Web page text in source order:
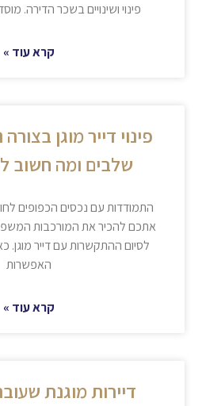
פינוי ושינויים בשכר הדירה.
קרא עוד »
פינוי דייר מוגן
שלבים ומה חשוב
התמודדות עם נכסים הכפופים
אתכם להכיר את המורכבות
לסיום ההתקשרות עם דייר
האפשרות
קרא עוד »
דיירות מוגנת